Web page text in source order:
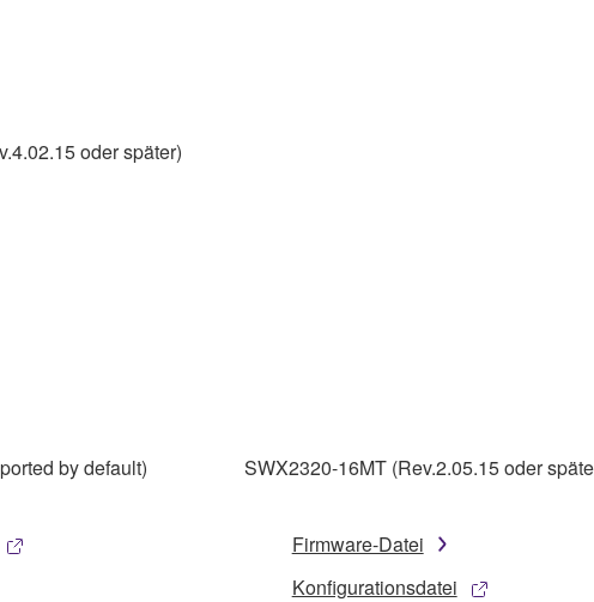
oder später)
by default) SWX2320-16MT (Rev.2.05.15 oder
Firmware-Datei
Konfigurationsdatei